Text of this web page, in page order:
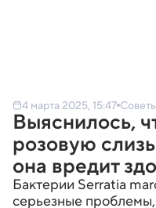
4 марта 2025, 15:47
Выяснилось,
розовую
она вредит
Бактерии Serratia
серьезные